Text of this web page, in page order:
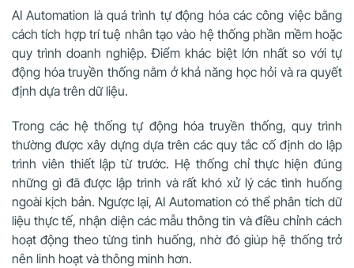
AI Automation là quá trình tự động hóa các công việc bằng
cách tích hợp trí tuệ nhân tạo vào hệ thống phần mềm hoặc
quy trình doanh nghiệp. Điểm khác biệt lớn nhất so với tự
động hóa truyền thống nằm ở khả năng học hỏi và ra quyết
định dựa trên dữ liệu.
Trong các hệ thống tự động hóa truyền thống, quy trình
thường được xây dựng dựa trên các quy tắc cố định do lập
trình viên thiết lập từ trước. Hệ thống chỉ thực hiện đúng
những gì đã được lập trình và rất khó xử lý các tình huống
ngoài kịch bản. Ngược lại, AI Automation có thể phân tích dữ
liệu thực tế, nhận diện các mẫu thông tin và điều chỉnh cách
hoạt động theo từng tình huống, nhờ đó giúp hệ thống trở
nên linh hoạt và thông minh hơn.